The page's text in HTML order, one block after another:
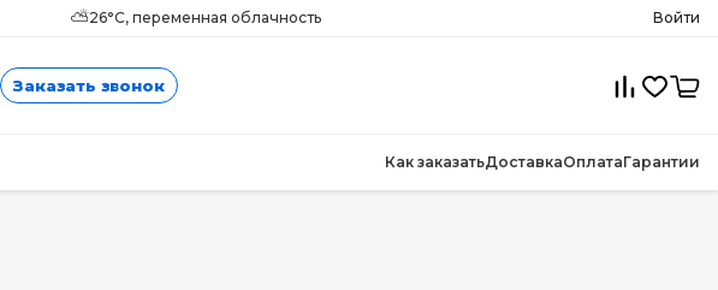
⛅26°C, переменная облачность Войти
Заказать звонок
Как заказатьДоставкаОплатаГарантии